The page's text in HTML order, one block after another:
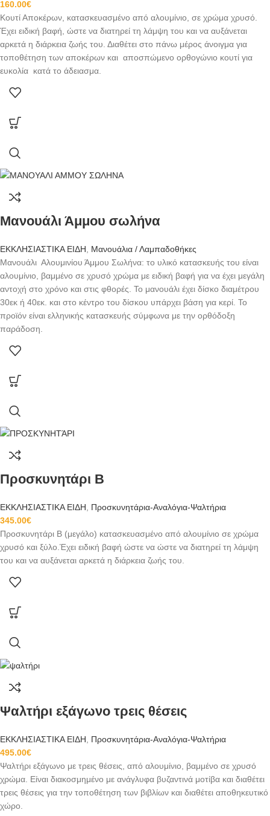
160.00€
Κουτί Αποκέρων, κατασκευασμένο από αλουμίνιο, σε χρώμα χρυσό.
Έχει ειδική βαφή, ώστε να διατηρεί τη λάμψη του και να αυξάνεται
αρκετά η διάρκεια ζωής του. Διαθέτει στο πάνω μέρος άνοιγμα για
τοποθέτηση των αποκέρων και αποσπώμενο ορθογώνιο κουτί για
ευκολία κατά το άδειασμα.
Μανουάλι Άμμου σωλήνα
ΕΚΚΛΗΣΙΑΣΤΙΚΑ ΕΙΔΗ
Μανουάλια / Λαμπαδοθήκες
Μανουάλι Αλουμινίου Άμμου Σωλήνα: το υλικό κατασκευής του είναι
αλουμίνιο, βαμμένο σε χρυσό χρώμα με ειδική βαφή για να έχει μεγάλη
αντοχή στο χρόνο και στις φθορές. Το μανουάλι έχει δίσκο διαμέτρου
30εκ ή 40εκ. και στο κέντρο του δίσκου υπάρχει βάση για κερί. Το
προϊόν είναι ελληνικής κατασκευής σύμφωνα με την ορθόδοξη
παράδοση.
Προσκυνητάρι Β
ΕΚΚΛΗΣΙΑΣΤΙΚΑ ΕΙΔΗ, Προσκυνητάρια-Αναλόγια-Ψαλτήρια
345.00€
Προσκυνητάρι Β (μεγάλο) κατασκευασμένο από αλουμίνιο σε χρώμα
χρυσό και ξύλο.Έχει ειδική βαφή ώστε να ώστε να διατηρεί τη λάμψη
του και να αυξάνεται αρκετά η διάρκεια ζωής του.
Ψαλτήρι εξάγωνο τρεις θέσεις
ΕΚΚΛΗΣΙΑΣΤΙΚΑ ΕΙΔΗ
Προσκυνητάρια-Αναλόγια-Ψαλτήρια
495.00€
Ψαλτήρι εξάγωνο με τρεις θέσεις, από αλουμίνιο, βαμμένο σε χρυσό
χρώμα. Είναι διακοσμημένο με ανάγλυφα βυζαντινά μοτίβα και διαθέτει
τρεις θέσεις για την τοποθέτηση των βιβλίων και διαθέτει αποθηκευτικό
χώρο.